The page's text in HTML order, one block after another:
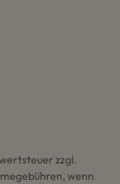
zzgl.
wenn